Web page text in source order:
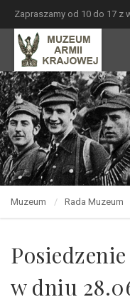
Zapraszamy od 10 do 17 z
Muzeum Rada Muzeum
w dniu